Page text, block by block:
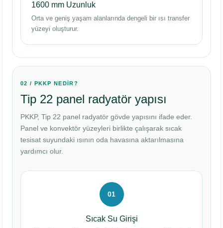
1600 mm Uzunluk
Orta ve geniş yaşam alanlarında dengeli bir ısı transfer
yüzeyi oluşturur.
02 / PKKP NEDİR?
Tip 22 panel radyatör yapısı
PKKP, Tip 22 panel radyatör gövde yapısını ifade eder.
Panel ve konvektör yüzeyleri birlikte çalışarak sıcak
tesisat suyundaki ısının oda havasına aktarılmasına
yardımcı olur.
01
Sıcak Su Girişi